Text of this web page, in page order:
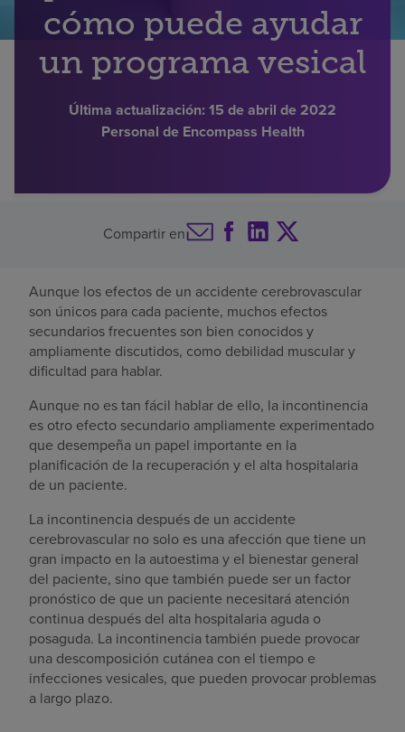
Buscar un centro
cómo puede ayudar
un programa vesical
Última actualización: 15 de abril de 2022
Personal de Encompass Health
Compartir en
Aunque los efectos de un accidente cerebrovascular
son únicos para cada paciente, muchos efectos
secundarios frecuentes son bien conocidos y
ampliamente discutidos, como debilidad muscular y
dificultad para hablar.
Aunque no es tan fácil hablar de ello, la incontinencia
es otro efecto secundario ampliamente experimentado
que desempeña un papel importante en la
planificación de la recuperación y el alta hospitalaria
de un paciente.
La incontinencia después de un accidente
cerebrovascular no solo es una afección que tiene un
gran impacto en la autoestima y el bienestar general
del paciente, sino que también puede ser un factor
pronóstico de que un paciente necesitará atención
continua después del alta hospitalaria aguda o
posaguda. La incontinencia también puede provocar
una descomposición cutánea con el tiempo e
infecciones vesicales, que pueden provocar problemas
a largo plazo.